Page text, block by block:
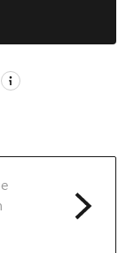
l’altitude.